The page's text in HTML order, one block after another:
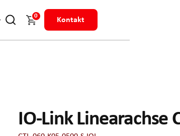
0 Kontakt
IO-Link Linearachse